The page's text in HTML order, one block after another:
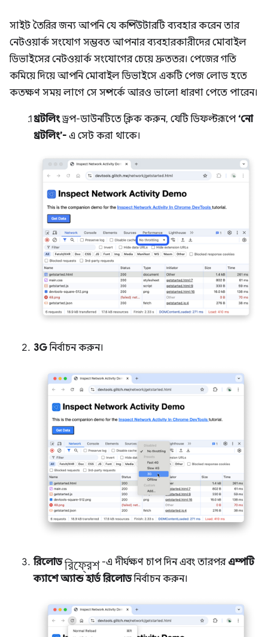
সাইট তৈরির জন্য আপনি যে কম্পিউটারটি ব্যবহার করেন তার
নেটওয়ার্ক সংযোগ সম্ভবত আপনার ব্যবহারকারীদের মোবাইল
ডিভাইসের নেটওয়ার্ক সংযোগের চেয়ে দ্রুততর। পেজের গতি
কমিয়ে দিয়ে আপনি মোবাইল ডিভাইসে একটি পেজ লোড হতে
কতক্ষণ সময় লাগে সে সম্পর্কে আরও ভালো ধারণা পেতে পারেন।
থ্রটলিংড্রপ-ডাউনটিতে ক্লিক করুন, যেটি ডিফল্টরূপে ‘নো
থ্রটলিং’- এ সেট করা থাকে।
3Gনির্বাচন করুন।
রিলোড রিফ্রেশ-এ দীর্ঘক্ষণ চাপ দিন এবং তারপর এম্পটি
ক্যাশে অ্যান্ড হার্ড রিলোডনির্বাচন করুন।